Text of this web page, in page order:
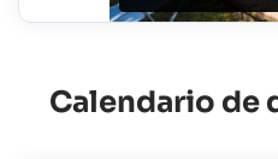
Calendario